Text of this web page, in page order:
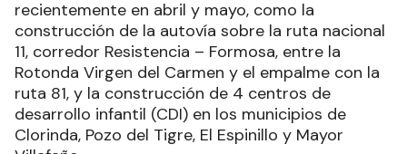
recientemente en abril y mayo, como la
construcción de la autovía sobre la ruta nacional
11, corredor Resistencia – Formosa, entre la
Rotonda Virgen del Carmen y el empalme con la
ruta 81, y la construcción de 4 centros de
desarrollo infantil (CDI) en los municipios de
Clorinda, Pozo del Tigre, El Espinillo y Mayor